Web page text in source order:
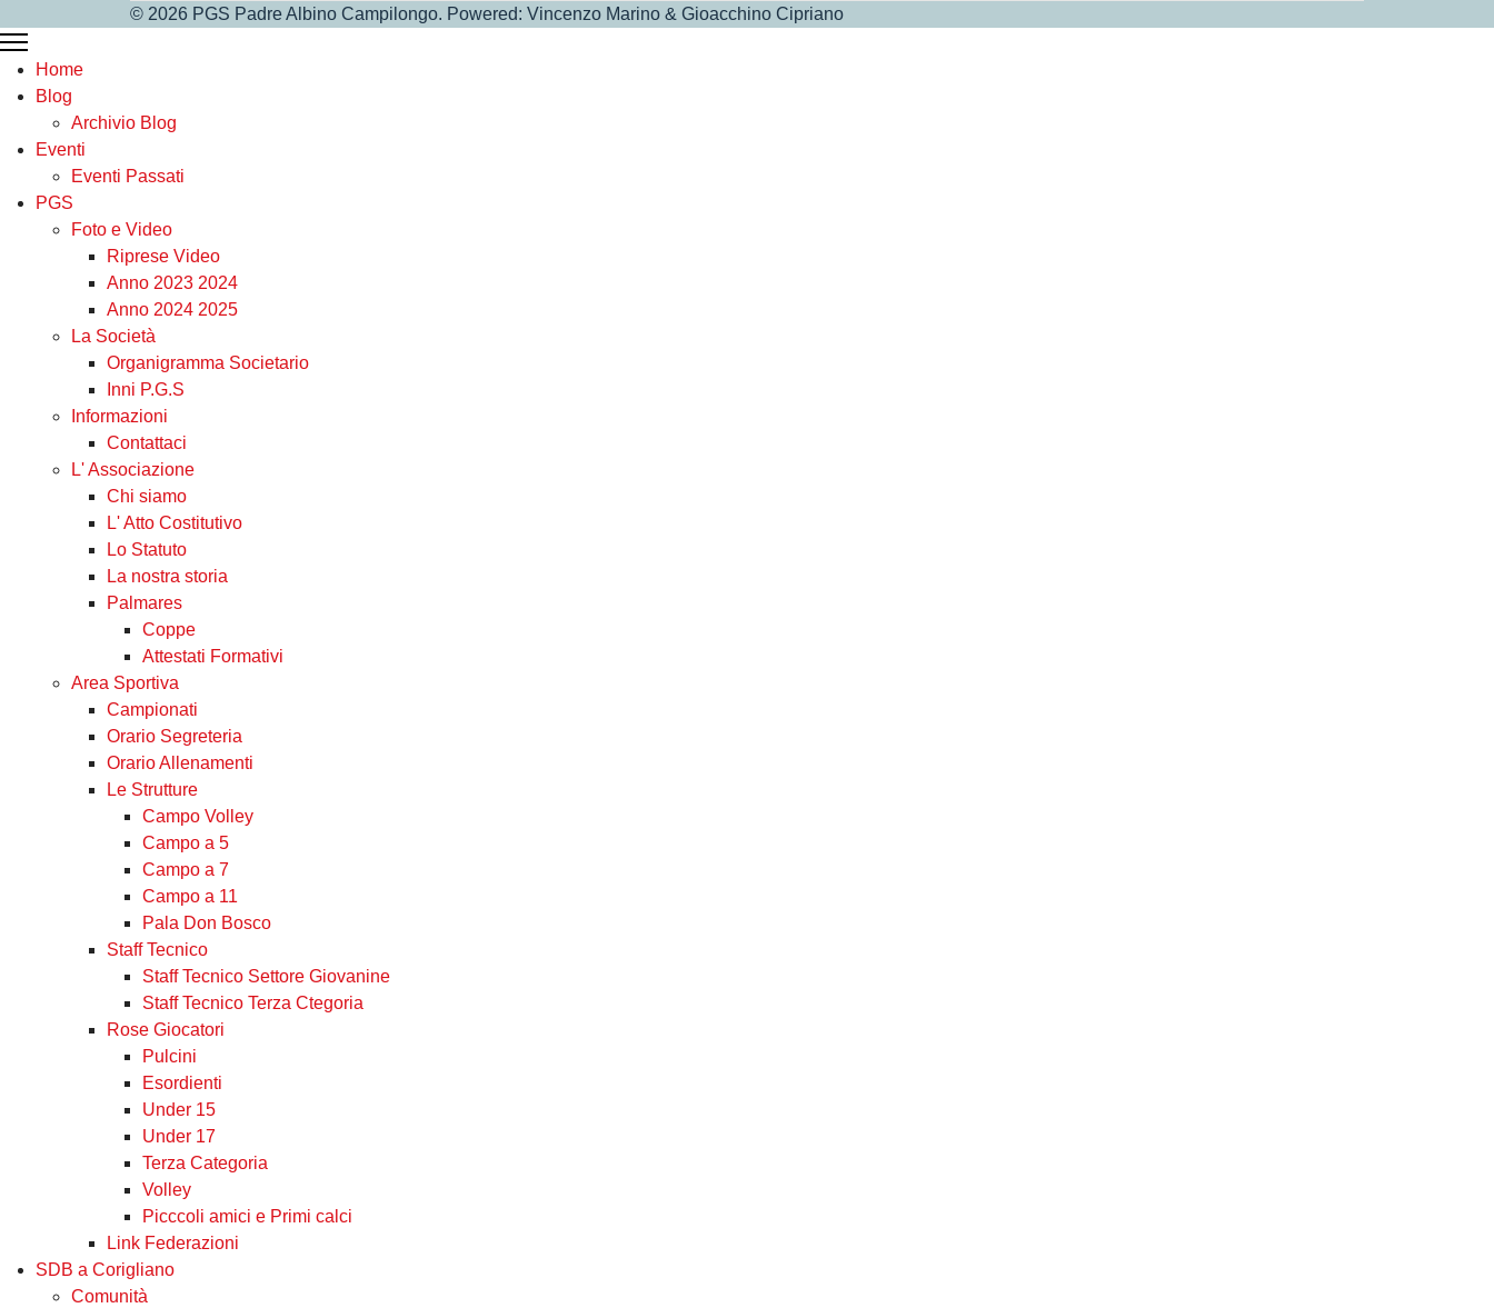
© 2026 PGS Padre Albino Campilongo. Powered: Vincenzo Marino & Gioacchino Cipriano
Home
Blog
Archivio Blog
Eventi
Eventi Passati
PGS
Foto e Video
Riprese Video
Anno 2023 2024
Anno 2024 2025
La Società
Organigramma Societario
Inni P.G.S
Informazioni
Contattaci
L' Associazione
Chi siamo
L' Atto Costitutivo
Lo Statuto
La nostra storia
Palmares
Coppe
Attestati Formativi
Area Sportiva
Campionati
Orario Segreteria
Orario Allenamenti
Le Strutture
Campo Volley
Campo a 5
Campo a 7
Campo a 11
Pala Don Bosco
Staff Tecnico
Staff Tecnico Settore Giovanine
Staff Tecnico Terza Ctegoria
Rose Giocatori
Pulcini
Esordienti
Under 15
Under 17
Terza Categoria
Volley
Picccoli amici e Primi calci
Link Federazioni
SDB a Corigliano
Comunità